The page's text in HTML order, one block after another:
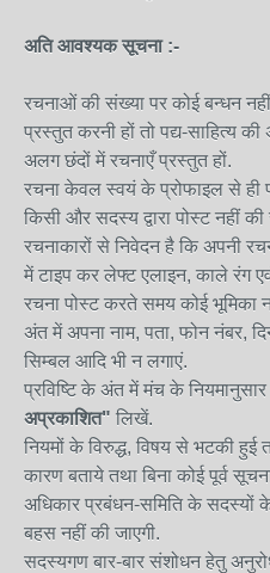
अति आवश्यक सूचना :-
रचनाओं की संख्या पर कोई बन्धन
प्रस्तुत करनी हों तो पद्य-साहित्य
अलग छंदों में रचनाएँ प्रस्तुत हों.
रचना केवल स्वयं के प्रोफाइल से ही
किसी और सदस्य द्वारा पोस्ट नहीं की
रचनाकारों से निवेदन है कि अपनी
में टाइप कर लेफ्ट एलाइन, काले रंग
रचना पोस्ट करते समय कोई भूमिका
अंत में अपना नाम, पता, फोन नंबर,
सिम्बल आदि भी न लगाएं.
प्रविष्टि के अंत में मंच के
अप्रकाशित" लिखें.
नियमों के विरुद्ध, विषय से भटकी हुई
कारण बताये तथा बिना कोई पूर्व
अधिकार प्रबंधन-समिति के सदस्यों
बहस नहीं की जाएगी.
सदस्यगण बार-बार संशोधन हेतु